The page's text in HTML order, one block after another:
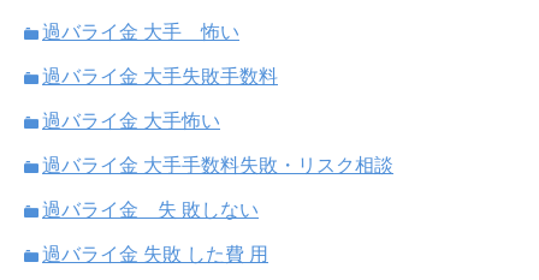
過バライ金 大手 怖い
過バライ金 大手失敗手数料
過バライ金 大手怖い
過バライ金 大手手数料失敗・リスク相談
過バライ金 失 敗しない
過バライ金 失敗 した費 用